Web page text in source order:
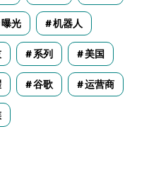
曝光 机器人
系列 美国
谷歌 运营商